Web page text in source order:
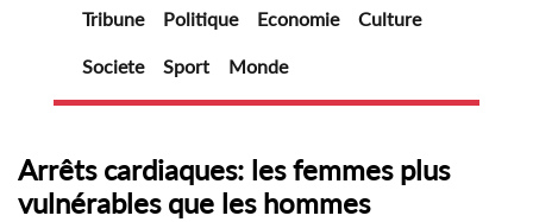
Tribune Politique Economie Culture
Societe Sport Monde
Arrêts cardiaques: les femmes plus
vulnérables que les hommes